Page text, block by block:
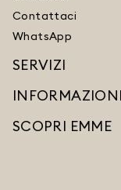
Contattaci
WhatsApp
SERVIZI
SCOPRI EMME